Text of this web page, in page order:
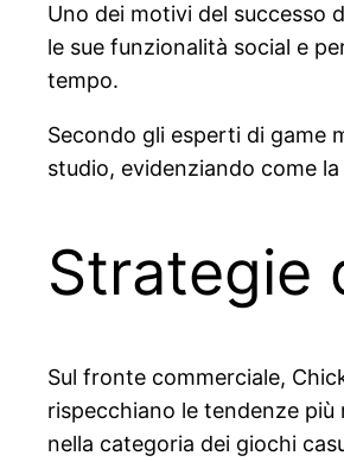
Uno dei motivi del successo
le sue funzionalità social e
tempo.
Secondo gli esperti di game
studio, evidenziando come
Strategie
Sul fronte commerciale,
rispecchiano le tendenze
nella categoria dei giochi